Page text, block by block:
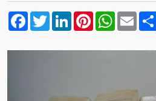
Facebook
TwitterLinkedInPinterest